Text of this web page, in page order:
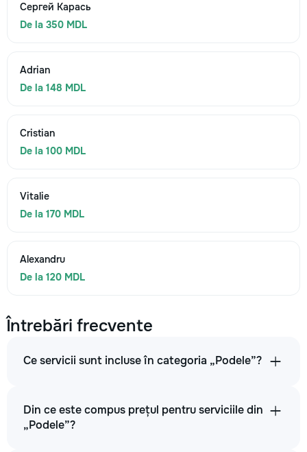
Сергей Карась
De la 350 MDL
Adrian
De la 148 MDL
Cristian
De la 100 MDL
Vitalie
De la 170 MDL
Alexandru
De la 120 MDL
Întrebări frecvente
Ce servicii sunt incluse în categoria „Podele”?
Din ce este compus prețul pentru serviciile din
„Podele”?